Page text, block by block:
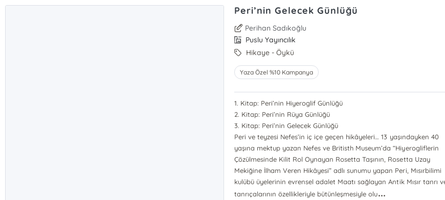
Peri’nin Gelecek Günlüğü
Perihan Sadıkoğlu
Puslu Yayıncılık
Hikaye - Öykü
Yaza Özel %10 Kampanya
1. Kitap: Peri’nin Hiyeroglif Günlüğü
2. Kitap: Peri’nin Rüya Günlüğü
3. Kitap: Peri’nin Gelecek Günlüğü
Peri ve teyzesi Nefes’in iç içe geçen hikâyeleri… 13 yaşındayken 40
yaşına mektup yazan Nefes ve Britisth Museum’da “Hiyerogliflerin
Çözülmesinde Kilit Rol Oynayan Rosetta Taşının, Rosetta Uzay
Mekiğine İlham Veren Hikâyesi” adlı sunumu yapan Peri, Mısırbilimi
kulübü üyelerinin evrensel adalet Maatı sağlayan Antik Mısır tanrı
tanrıçalarının özellikleriyle bütünleşmesiyle olu...